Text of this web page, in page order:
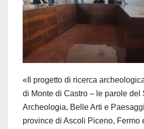
«Il progetto di ricerca
di Monte di Castro – le parole del
Archeologia, Belle Arti e
province di Ascoli Piceno, Fermo